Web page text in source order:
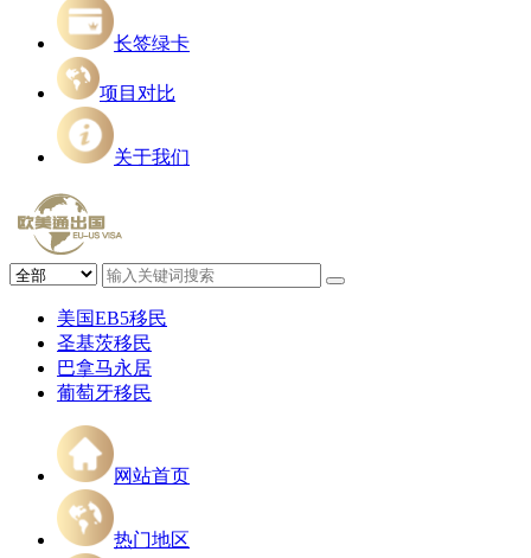
长签绿卡
项目对比
关于我们
美国EB5移民
圣基茨移民
巴拿马永居
葡萄牙移民
网站首页
热门地区